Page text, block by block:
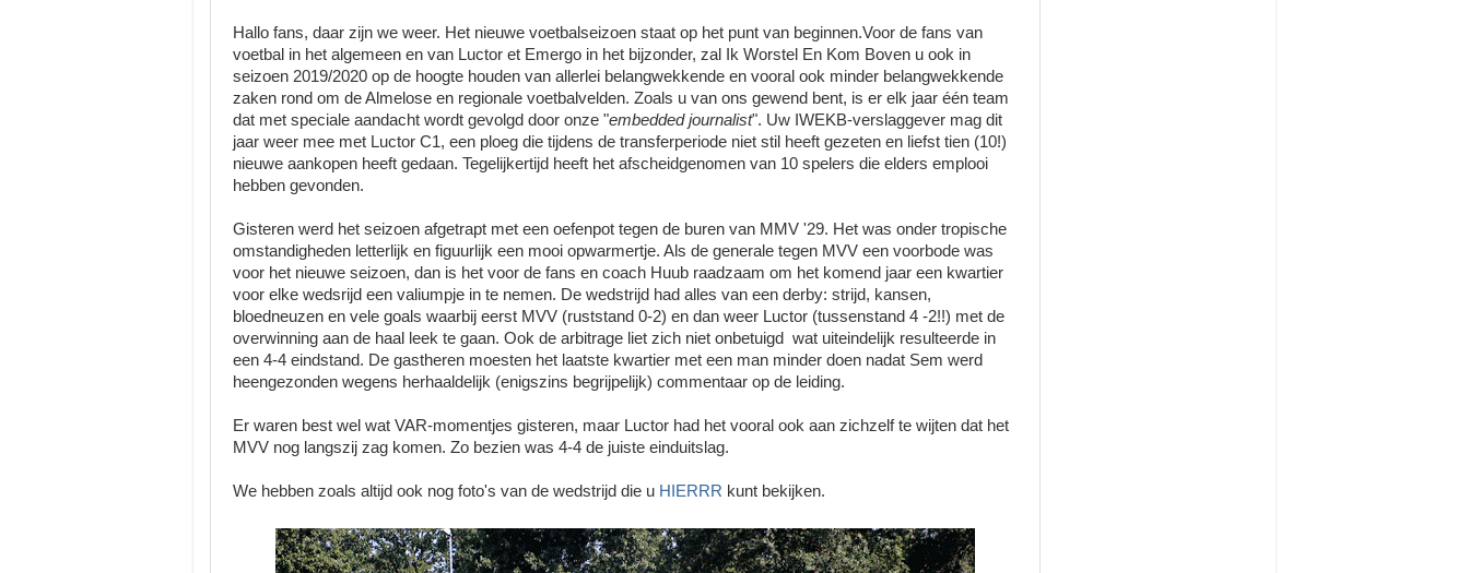
Hallo fans, daar zijn we weer. Het nieuwe voetbalseizoen staat op het punt van beginnen.Voor de fans van
voetbal in het algemeen en van Luctor et Emergo in het bijzonder, zal Ik Worstel En Kom Boven u ook in
seizoen 2019/2020 op de hoogte houden van allerlei belangwekkende en vooral ook minder belangwekkende
zaken rond om de Almelose en regionale voetbalvelden. Zoals u van ons gewend bent, is er elk jaar één team
dat met speciale aandacht wordt gevolgd door onze "embedded journalist". Uw IWEKB-verslaggever mag dit
jaar weer mee met Luctor C1, een ploeg die tijdens de transferperiode niet stil heeft gezeten en liefst tien (10!)
nieuwe aankopen heeft gedaan. Tegelijkertijd heeft het afscheidgenomen van 10 spelers die elders emplooi
hebben gevonden.
Gisteren werd het seizoen afgetrapt met een oefenpot tegen de buren van MMV '29. Het was onder tropische
omstandigheden letterlijk en figuurlijk een mooi opwarmertje. Als de generale tegen MVV een voorbode was
voor het nieuwe seizoen, dan is het voor de fans en coach Huub raadzaam om het komend jaar een kwartier
voor elke wedsrijd een valiumpje in te nemen. De wedstrijd had alles van een derby: strijd, kansen,
bloedneuzen en vele goals waarbij eerst MVV (ruststand 0-2) en dan weer Luctor (tussenstand 4 -2!!) met de
overwinning aan de haal leek te gaan. Ook de arbitrage liet zich niet onbetuigd wat uiteindelijk resulteerde in
een 4-4 eindstand. De gastheren moesten het laatste kwartier met een man minder doen nadat Sem werd
heengezonden wegens herhaaldelijk (enigszins begrijpelijk) commentaar op de leiding.
Er waren best wel wat VAR-momentjes gisteren, maar Luctor had het vooral ook aan zichzelf te wijten dat het
MVV nog langszij zag komen. Zo bezien was 4-4 de juiste einduitslag.
We hebben zoals altijd ook nog foto's van de wedstrijd die u HIERRR kunt bekijken.